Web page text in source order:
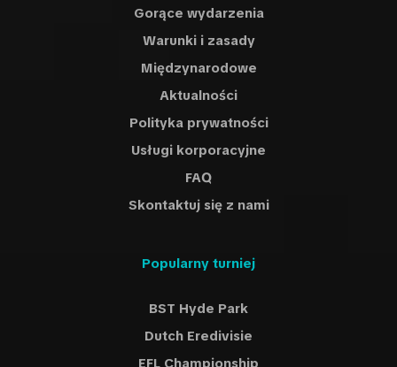
Gorące wydarzenia
Warunki i zasady
Międzynarodowe
Aktualności
Polityka prywatności
Usługi korporacyjne
FAQ
Skontaktuj się z nami
Popularny turniej
BST Hyde Park
Dutch Eredivisie
EFL Championship